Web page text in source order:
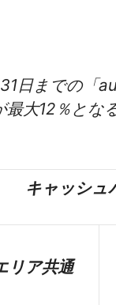
日までの「
大12％とな
キャッシュ
リア共通